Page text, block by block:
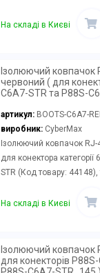
На складі в Києві
Ізолюючий ковпачок
червоний ( для
C6A7-STR та P88S-
артикул: BOOTS-C6A7-
виробник:CyberMax
Ізолюючий ковпачок
для конектора категорії
STR (Код товару: 44148),
На складі в Києві
Ізолюючий ковпачок
для конекторів